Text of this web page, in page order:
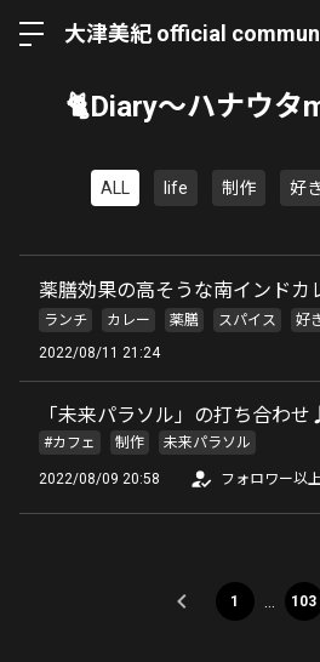
大津美紀 official
🐈Diary〜ハナウタ
ALL life 制作 好き
薬膳効果の高そうな南インドカ
ランチ カレー 薬膳 スパイス
好
2022/08/11 21:24
「未来パラソル」の打ち合わせ
#カフェ 制作 未来パラソル
2022/08/09 20:58 フォロワー以
1 103